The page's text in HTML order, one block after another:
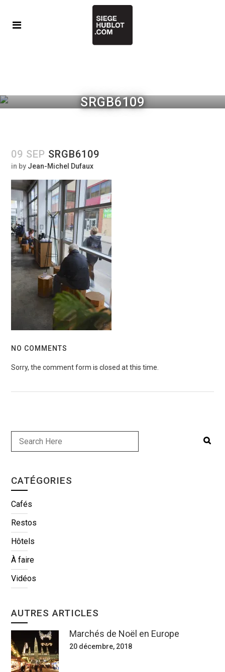
SRGB6109
09 SEP SRGB6109
in by Jean-Michel Dufaux
NO COMMENTS
Sorry, the comment form is closed at this time.
CATÉGORIES
Cafés
Restos
Hôtels
À faire
Vidéos
AUTRES ARTICLES
Marchés de Noël en Europe
20 décembre, 2018